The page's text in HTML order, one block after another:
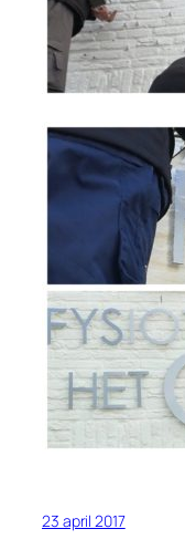
23 april 2017